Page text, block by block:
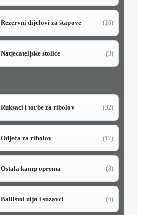
Rezervni dijelovi za štapove (10)
Natjecateljske stolice (3)
Ruksaci i torbe za ribolov (32)
Odjeća za ribolov (17)
Ostala kamp oprema (8)
Ballistol ulja i suzavci (6)